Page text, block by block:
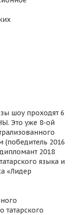
шоу проходят 6
Это уже 8-ой
2016
2018
языка и
«Лидер
татарского